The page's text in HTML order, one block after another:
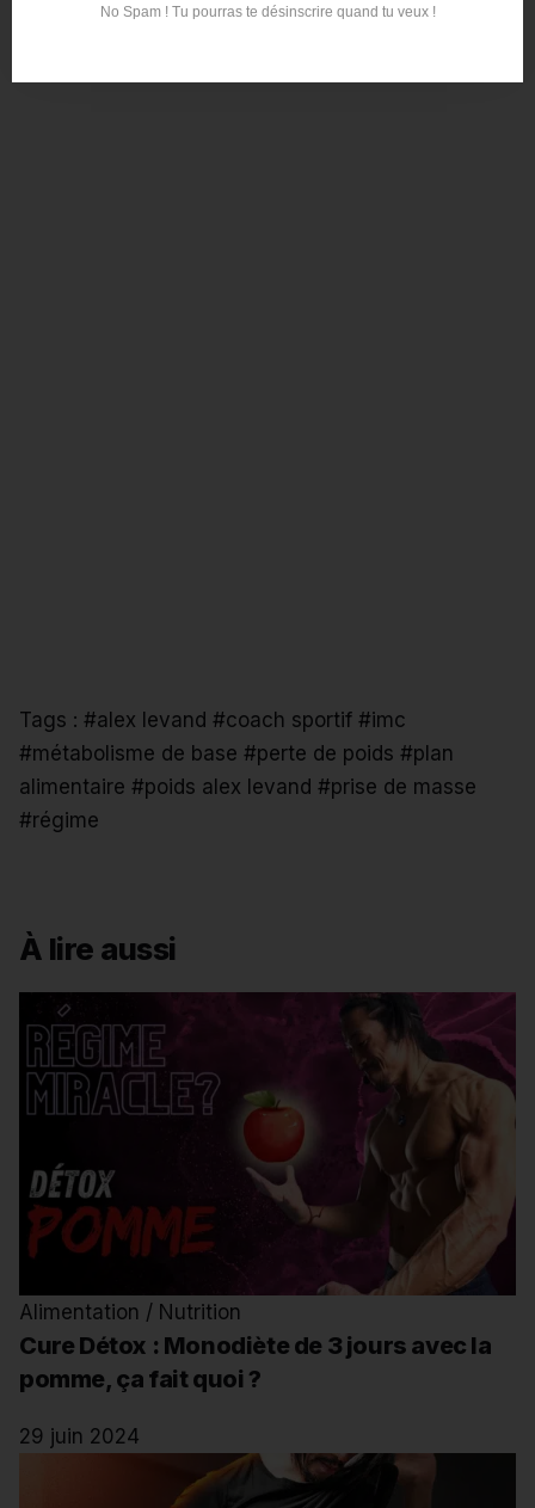
Tags : #alex levand #coach sportif #imc
#métabolisme de base #perte de poids #plan
alimentaire #poids alex levand #prise de masse
#régime
À lire aussi
Alimentation / Nutrition
Cure Détox : Monodiète de 3 jours avec la
pomme, ça fait quoi ?
29 juin 2024
No Spam ! Tu pourras te désinscrire quand tu veux !